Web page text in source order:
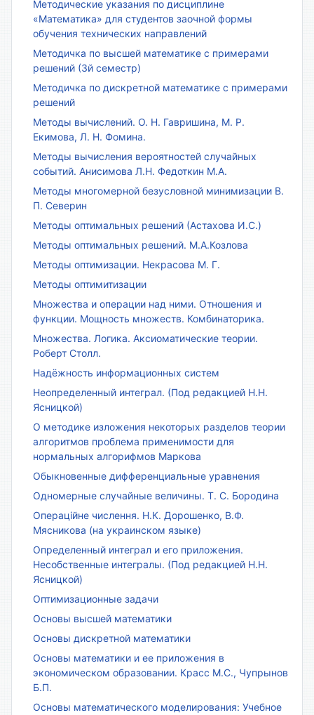
Методические указания по дисциплине
«Математика» для студентов заочной формы
обучения технических направлений
Методичка по высшей математике с примерами
решений (3й семестр)
Методичка по дискретной математике с примерами
решений
Методы вычислений. О. Н. Гавришина, М. Р.
Екимова, Л. Н. Фомина.
Методы вычисления вероятностей случайных
событий. Анисимова Л.Н. Федоткин М.А.
Методы многомерной безусловной минимизации В.
П. Северин
Методы оптимальных решений (Астахова И.С.)
Методы оптимальных решений. М.А.Козлова
Методы оптимизации. Некрасова М. Г.
Методы оптимитизации
Множества и операции над ними. Отношения и
функции. Мощность множеств. Комбинаторика.
Множества. Логика. Аксиоматические теории.
Роберт Столл.
Надёжность информационных систем
Неопределенный интеграл. (Под редакцией Н.Н.
Ясницкой)
О методике изложения некоторых разделов теории
алгоритмов проблема применимости для
нормальных алгорифмов Маркова
Обыкновенные дифференциальные уравнения
Одномерные случайные величины. Т. С. Бородина
Операційне числення. Н.К. Дорошенко, В.Ф.
Мясникова (на украинском языке)
Определенный интеграл и его приложения.
Несобственные интегралы. (Под редакцией Н.Н.
Ясницкой)
Оптимизационные задачи
Основы высшей математики
Основы дискретной математики
Основы математики и ее приложения в
экономическом образовании. Красс М.С., Чупрынов
Б.П.
Основы математического моделирования: Учебное